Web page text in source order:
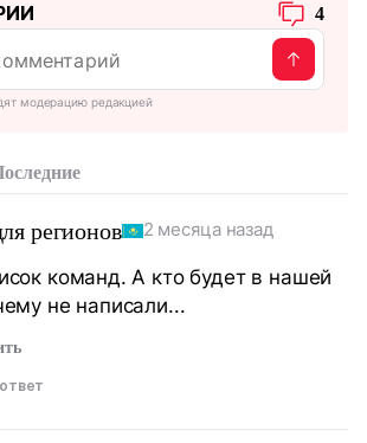
4
модерацию редакцией
регионов 2 месяца назад
команд. А кто будет в нашей
не написали...